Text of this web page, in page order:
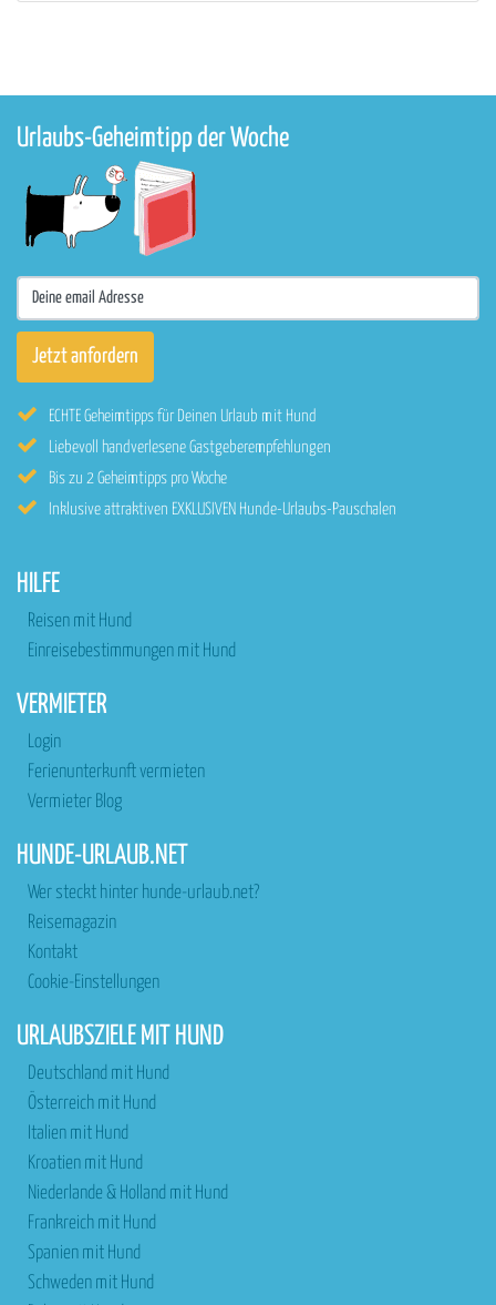
Urlaubs-Geheimtipp der Woche
ECHTE Geheimtipps für Deinen Urlaub mit Hund
Liebevoll handverlesene Gastgeberempfehlungen
Bis zu 2 Geheimtipps pro Woche
Inklusive attraktiven EXKLUSIVEN Hunde-Urlaubs-Pauschalen
HILFE
Reisen mit Hund
Einreisebestimmungen mit Hund
VERMIETER
Login
Ferienunterkunft vermieten
Vermieter Blog
HUNDE-URLAUB.NET
Wer steckt hinter hunde-urlaub.net?
Reisemagazin
Kontakt
Cookie-Einstellungen
URLAUBSZIELE MIT HUND
Deutschland mit Hund
Österreich mit Hund
Italien mit Hund
Kroatien mit Hund
Niederlande & Holland mit Hund
Frankreich mit Hund
Spanien mit Hund
Schweden mit Hund